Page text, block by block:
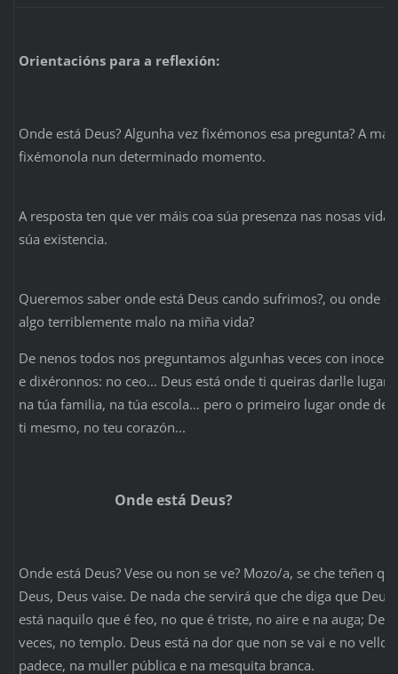
Orientacións para a reflexión:
Onde está Deus? Algunha vez fixémonos esa pregunta? A
fixémonola nun determinado momento.
A resposta ten que ver máis coa súa presenza nas nosas
súa existencia.
Queremos saber onde está Deus cando sufrimos?, ou onde
algo terriblemente malo na miña vida?
De nenos todos nos preguntamos algunhas veces con
e dixéronnos: no ceo... Deus está onde ti queiras darlle
na túa familia, na túa escola… pero o primeiro lugar onde
ti mesmo, no teu corazón...
Onde está Deus?
Onde está Deus? Vese ou non se ve? Mozo/a, se che teñen
Deus, Deus vaise. De nada che servirá que che diga que
está naquilo que é feo, no que é triste, no aire e na auga;
veces, no templo. Deus está na dor que non se vai e no vello
padece, na muller pública e na mesquita branca.